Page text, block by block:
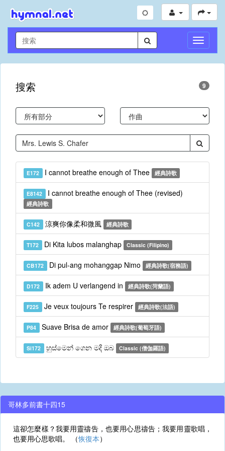
切
換
導
搜索 9
E172 I cannot breathe enough of Thee 經典詩歌
E8142 I cannot breathe enough of Thee (revised)
經典詩歌
C142 涼爽你像柔和微風 經典詩歌
T172 Di Kita lubos malanghap Classic (Filipino)
CB172 Di pul-ang mohanggap Nimo 經典詩歌(宿務語)
D172 Ik adem U verlangend in 經典詩歌(菏蘭語)
F225 Je veux toujours Te respirer 經典詩歌(法語)
P84 Suave Brisa de amor 經典詩歌(葡萄牙語)
Si172 හුස්මෙන් ගෙන මදි ඔබ Classic (僧伽羅語)
哥林多前書十四15
這卻怎麼樣？我要用靈禱告，也要用心思禱告；我要用靈歌唱，
也要用心思歌唱。 （恢復本）